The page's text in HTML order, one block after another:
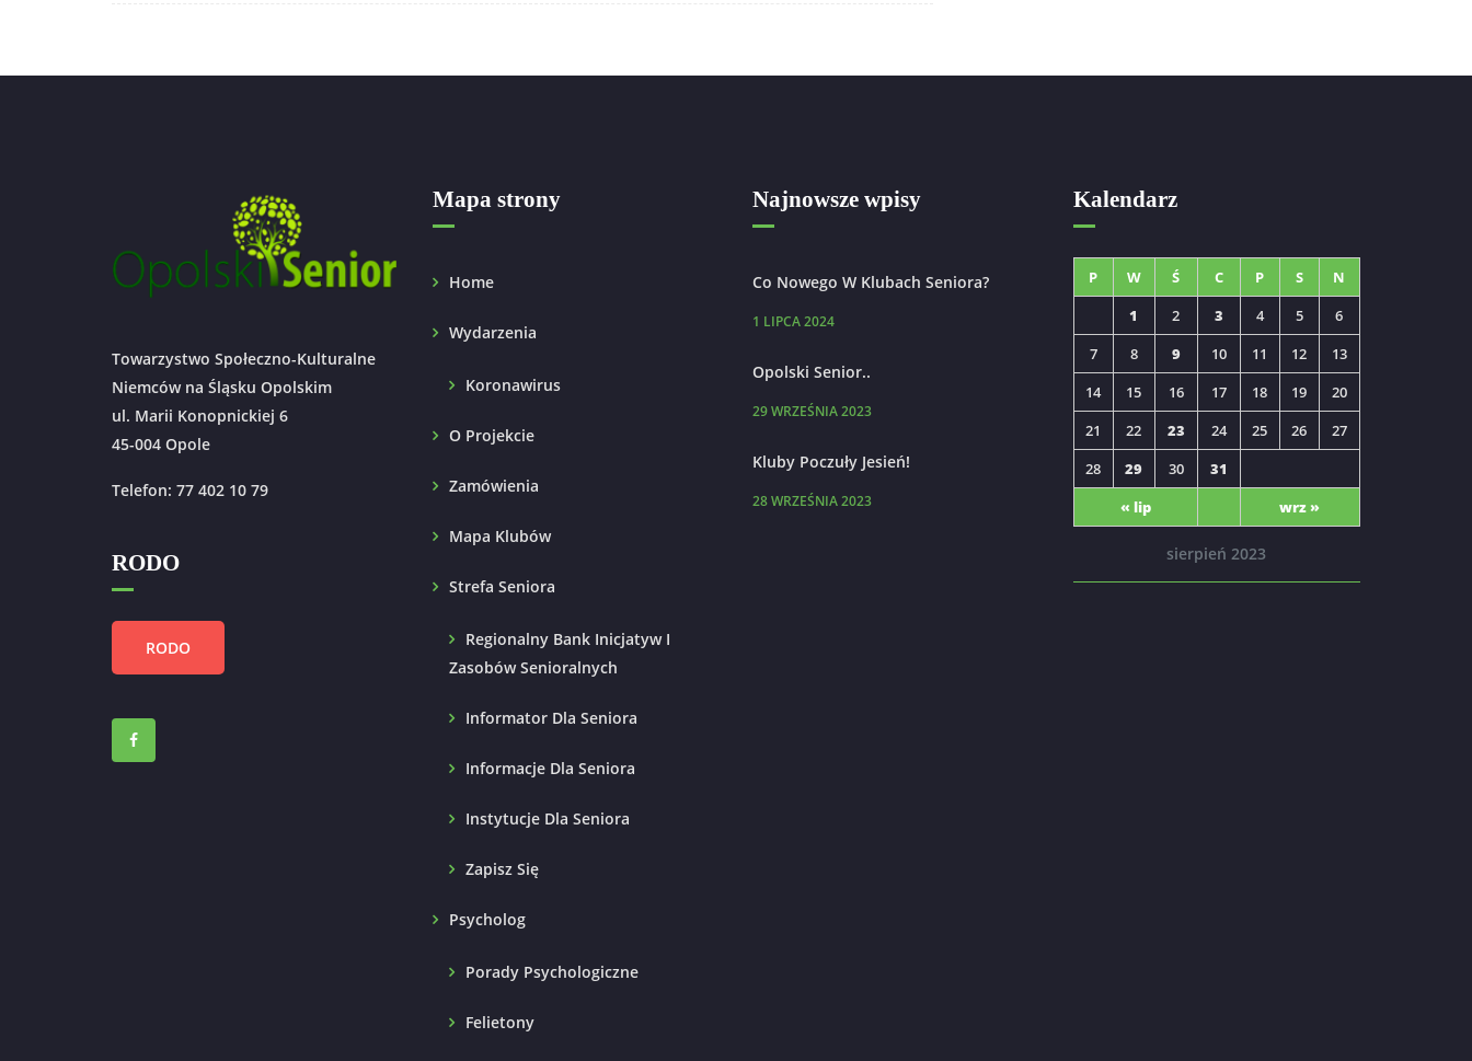
Towarzystwo Społeczno-Kulturalne
Niemców na Śląsku Opolskim
ul. Marii Konopnickiej 6
45-004 Opole
Telefon: 77 402 10 79
RODO
RODO
Mapa strony
Home
Wydarzenia
Koronawirus
O Projekcie
Zamówienia
Mapa Klubów
Strefa Seniora
Regionalny Bank Inicjatyw I
Zasobów Senioralnych
Informator Dla Seniora
Informacje Dla Seniora
Instytucje Dla Seniora
Zapisz Się
Psycholog
Porady Psychologiczne
Felietony
Najnowsze wpisy
Co Nowego W Klubach Seniora?
1 LIPCA 2024
Opolski Senior..
29 WRZEŚNIA 2023
Kluby Poczuły Jesień!
28 WRZEŚNIA 2023
Kalendarz
sierpień 2023
P W Ś C P S N
« lip wrz »
1 2 3 4 5
6
7
8 9 10 11 12
13
14
15 16 17 18 19
20
21
22 23 24 25 26
27
28
29 30 31